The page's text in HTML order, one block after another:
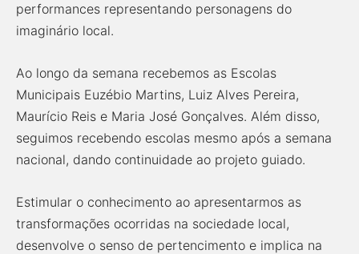
performances representando personagens do
imaginário local.
Ao longo da semana recebemos as Escolas
Municipais Euzébio Martins, Luiz Alves Pereira,
Maurício Reis e Maria José Gonçalves. Além disso,
seguimos recebendo escolas mesmo após a semana
nacional, dando continuidade ao projeto guiado.
Estimular o conhecimento ao apresentarmos as
transformações ocorridas na sociedade local,
desenvolve o senso de pertencimento e implica na